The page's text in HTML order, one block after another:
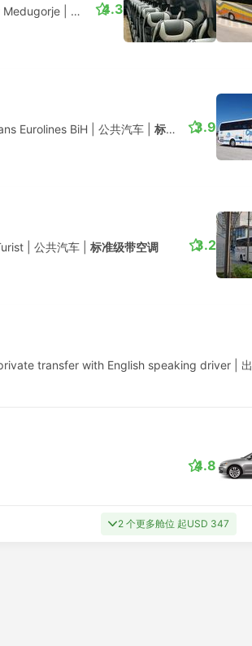
Medugorje 公共汽车|标准级带空调
4.3
Eurolines BiH 公共汽车 标准级带空调 3.9
公共汽车 标准级带空调 3.2
transfer with English speaking driver
4.8
2 个更多舱位 起USD 347